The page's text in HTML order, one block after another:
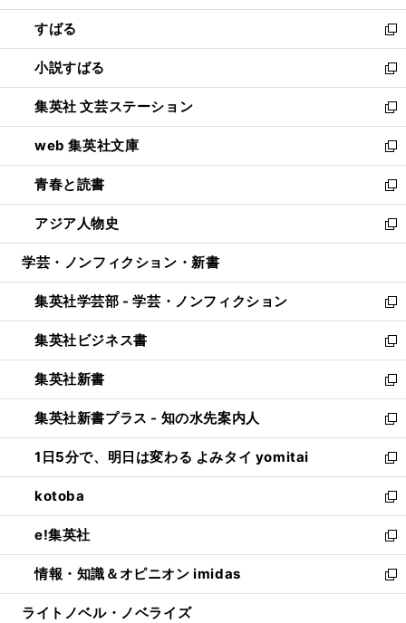
開
く
ウ
で
開
く
ン
ド
ウ
で
開
く
すばる
新
し
い
ウ
ィ
ン
ド
ウ
で
開
く
小説すばる
新
し
い
ウ
ィ
ン
ド
ウ
で
開
集英社 文芸ステーション
新
し
い
ウ
ィ
ン
ド
ウ
開
く
web 集英社文庫
新
し
い
ウ
ィ
ン
ウ
で
開
く
青春と読書
新
し
い
ウ
ン
ド
ウ
で
開
く
アジア人物史
新
し
ウ
ィ
ン
ド
ウ
で
開
く
学芸・ノンフィクション・新書
集英社学芸部 - 学芸・ノンフィクション
新
し
い
ウ
ィ
ン
ド
ウ
で
開
く
集英社ビジネス書
新
し
い
ウ
ィ
ン
ド
ウ
で
開
く
集英社新書
新
し
い
ウ
ィ
ン
ド
ウ
で
開
く
集英社新書プラス - 知の水先案内人
新
し
い
ウ
ィ
ン
ド
ウ
で
開
1日5分で、明日は変わる よみタイ yomitai
新
し
い
ウ
ィ
ン
ド
ウ
kotoba
新
し
い
ウ
ィ
ン
e!集英社
新
し
い
ウ
情報・知識＆オピニオン imidas
新
し
ライトノベル・ノベライズ